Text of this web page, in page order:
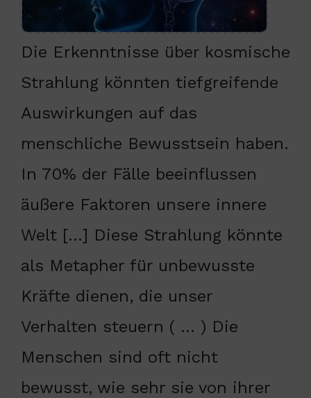
Die Erkenntnisse über kosmische
Strahlung könnten tiefgreifende
Auswirkungen auf das
menschliche Bewusstsein haben.
In 70% der Fälle beeinflussen
äußere Faktoren unsere innere
Welt […] Diese Strahlung könnte
als Metapher für unbewusste
Kräfte dienen, die unser
Verhalten steuern ( … ) Die
Menschen sind oft nicht
bewusst, wie sehr sie von ihrer